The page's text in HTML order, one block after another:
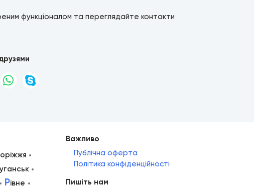
функціоналом та переглядайте контакти
уганськ
Рівне
Важливо
Публічна оферта
Політика конфіденційності
Пишіть нам